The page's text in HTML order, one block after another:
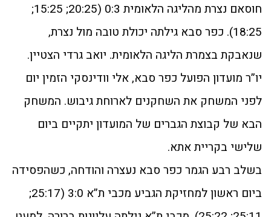
חוסאם נצרת מהליגה הלאומית 0:3 (20:25; 15:25;
18:25). כפר סבא גילתה יכולת טובה מול נצרת,
שנאבקת בצמרת הליגה הלאומית. יואב גרדי הצטיין.
יו”ר מועדון הפועל כפר סבא, אלי וודינסקי הזמין יום
לפני המשחק את השחקנים לארוחת גיבוש. המשחק
הבא של קבוצת הגברים של המועדון יתקיים ביום
שלישי בקריית אתא.
בשלב רבע הגמר כפר סבא נעצרה והודחה, כשהפסידה
ביום ראשון למחזיקת הגביע מכבי ת”א 3:0 (25:17;